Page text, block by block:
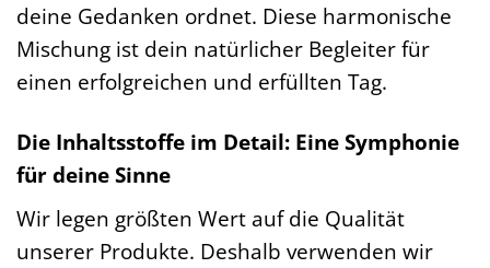
deine Gedanken ordnet. Diese harmonische
Mischung ist dein natürlicher Begleiter für
einen erfolgreichen und erfüllten Tag.
Die Inhaltsstoffe im Detail: Eine Symphonie
für deine Sinne
Wir legen größten Wert auf die Qualität
unserer Produkte. Deshalb verwenden wir